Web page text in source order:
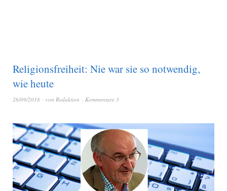
Religionsfreiheit: Nie war sie so notwendig,
wie heute
26/09/2018 von Redaktion Kommentare 3